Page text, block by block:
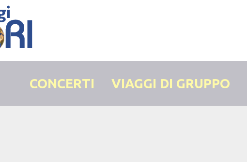
CONCERTI VIAGGI DI GRUPPO